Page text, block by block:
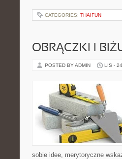
CATEGORIES: THAIFUN
OBRĄCZKI I
POSTED BY ADMIN LIS -
sobie idee, merytoryczne